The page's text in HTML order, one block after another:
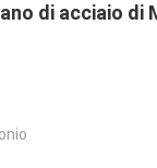
di acciaio di